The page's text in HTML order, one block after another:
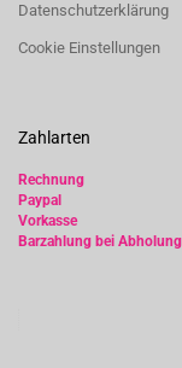
Datenschutzerklärung
Cookie Einstellungen
Zahlarten
Rechnung
Paypal
Vorkasse
Barzahlung bei Abholung